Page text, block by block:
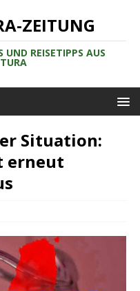
ZEITUNG
UND REISETIPPS AUS
Situation:
erneut